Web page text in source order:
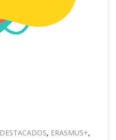
DESTACADOS, ERASMUS+,